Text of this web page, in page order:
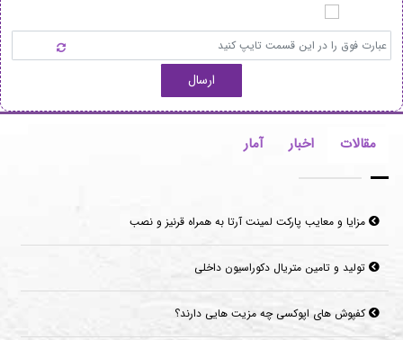
ارسال
مقالات اخبار آمار
مزایا و معایب پارکت لمینت آرتا به همراه قرنیز و نصب
تولید و تامین متریال دکوراسیون داخلی
کفپوش های اپوکسی چه مزیت هایی دارند؟